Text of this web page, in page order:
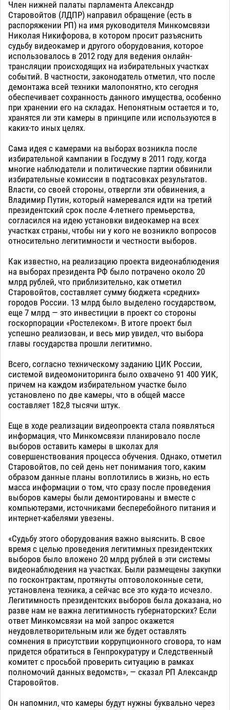
Член нижней палаты парламента Александр
Старовойтов (ЛДПР) направил обращение (есть в
распоряжении РП) на имя руководителя Минкомсвязи
Николая Никифорова, в котором просит разъяснить
судьбу видеокамер и другого оборудования, которое
использовалось в 2012 году для ведения онлайн-
трансляции происходящих на избирательных участках
событий. В частности, законодатель отметил, что после
демонтажа всей техники малопонятно, кто сегодня
обеспечивает сохранность данного имущества, особенно
при хранении его на складах. Непонятным остается и то,
хранятся ли эти камеры в принципе или используются в
каких-то иных целях.
Сама идея с камерами на выборах возникла после
избирательной кампании в Госдуму в 2011 году, когда
многие наблюдатели и политические партии обвинили
избирательные комиссии в подтасовках результатов.
Власти, со своей стороны, отвергли эти обвинения, а
Владимир Путин, который намеревался идти на третий
президентский срок после 4-летнего премьерства,
согласился на идею установки видеокамер на всех
участках страны, чтобы ни у кого не возникло вопросов
относительно легитимности и честности выборов.
Как известно, на реализацию проекта видеонаблюдения
на выборах президента РФ было потрачено около 20
млрд рублей, что приблизительно, как отметил
Старовойтов, составляет сумму бюджета «средних»
городов России. 13 млрд было выделено государством,
еще 7 млрд — это инвестиции в проект со стороны
госкорпорации «Ростелеком». В итоге проект был
успешно реализован, и весь мир увидел, что выбора
главы государства прошли легитимно.
Всего, согласно техническому заданию ЦИК России,
системой видеомониторинга было охвачено 91 400 УИК,
причем на каждом избирательном участке было
установлено по две камеры, что в общей массе
составляет 182,8 тысячи штук.
Еще в ходе реализации видеопроекта стала появляться
информация, что Минкомсвязи планировало после
выборов оставить камеры в школах для
совершенствования процесса обучения. Однако, отметил
Старовойтов, по сей день нет понимания того, каким
образом данные планы воплотились в жизнь, но есть
масса информации о том, что сразу после проведения
выборов камеры были демонтированы и вместе с
компьютерами, источниками бесперебойного питания и
интернет-кабелями увезены.
«Судьбу этого оборудования важно выяснить. В свое
время с целью проведения легитимных президентских
выборов было вложено 20 млрд рублей в эти системы
видеонаблюдения на участках. Были размещены закупки
по госконтрактам, протянуты оптоволоконные сети,
установлена техника, а сейчас все это куда-то исчезло.
Легитимность президентских выборов была доказана, но
разве нам не важна легитимность губернаторских? Если
ответ Минкомсвязи на мой запрос окажется
неудовлетворительным или же будет оставлять
сомнения в присутствии коррупционного сговора, то нам
придется обратиться в Генпрокуратуру и Следственный
комитет с просьбой проверить ситуацию в рамках
полномочий данных ведомств», — сказал РП Александр
Старовойтов.
Он напомнил, что камеры будут нужны буквально через